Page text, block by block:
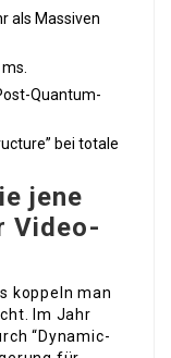
als Massiven
Quantum-
bei totale
jene
Video-
koppeln man
Im Jahr
“Dynamic-